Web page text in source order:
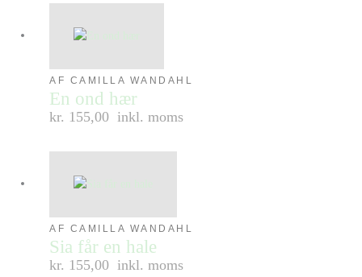
AF CAMILLA WANDAHL
En ond hær
kr. 155,00 inkl. moms
AF CAMILLA WANDAHL
Sia får en hale
kr. 155,00 inkl. moms